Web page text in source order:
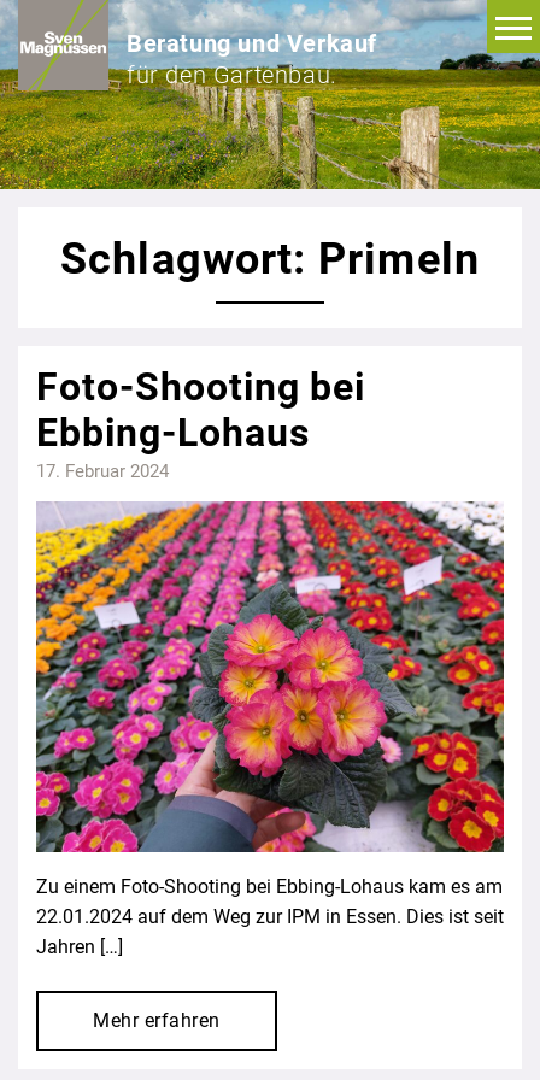
Beratung und Verkauf
für den Gartenbau.
Schlagwort: Primeln
Foto-Shooting bei
Ebbing-Lohaus
17. Februar 2024
Zu einem Foto-Shooting bei Ebbing-Lohaus kam es am
22.01.2024 auf dem Weg zur IPM in Essen. Dies ist seit
Jahren […]
Mehr erfahren